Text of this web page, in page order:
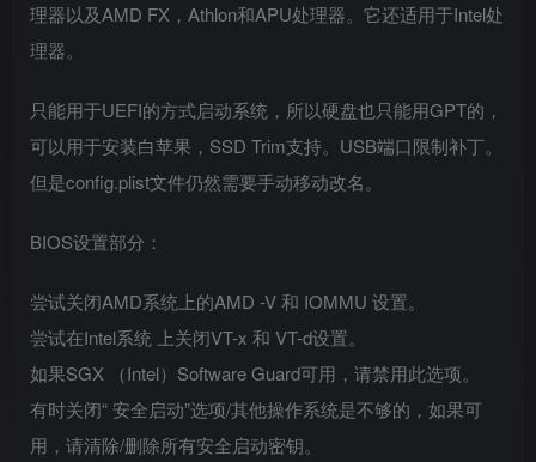
理器以及AMD FX，Athlon和APU处理器。它还适用于Intel处
理器。
只能用于UEFI的方式启动系统，所以硬盘也只能用GPT的，
可以用于安装白苹果，SSD Trim支持。USB端口限制补丁。
但是config.plist文件仍然需要手动移动改名。
BIOS设置部分：
尝试关闭AMD系统上的AMD -V 和 IOMMU 设置。
尝试在Intel系统 上关闭VT-x 和 VT-d设置。
如果SGX （Intel）Software Guard可用，请禁用此选项。
有时关闭“ 安全启动”选项/其他操作系统是不够的，如果可
用，请清除/删除所有安全启动密钥。